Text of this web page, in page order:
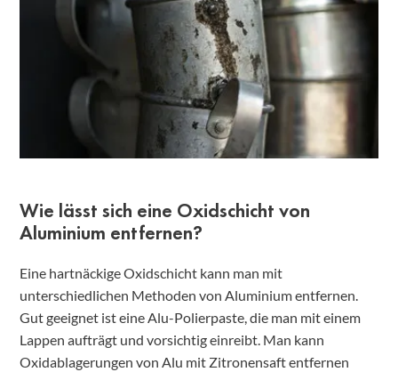
Wie lässt sich eine Oxidschicht von
Aluminium entfernen?
Eine hartnäckige Oxidschicht kann man mit
unterschiedlichen Methoden von Aluminium entfernen.
Gut geeignet ist eine Alu-Polierpaste, die man mit einem
Lappen aufträgt und vorsichtig einreibt. Man kann
Oxidablagerungen von Alu mit Zitronensaft entfernen